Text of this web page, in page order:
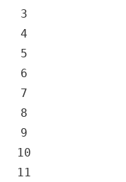
3
4
5
6
7
8
9
10
11